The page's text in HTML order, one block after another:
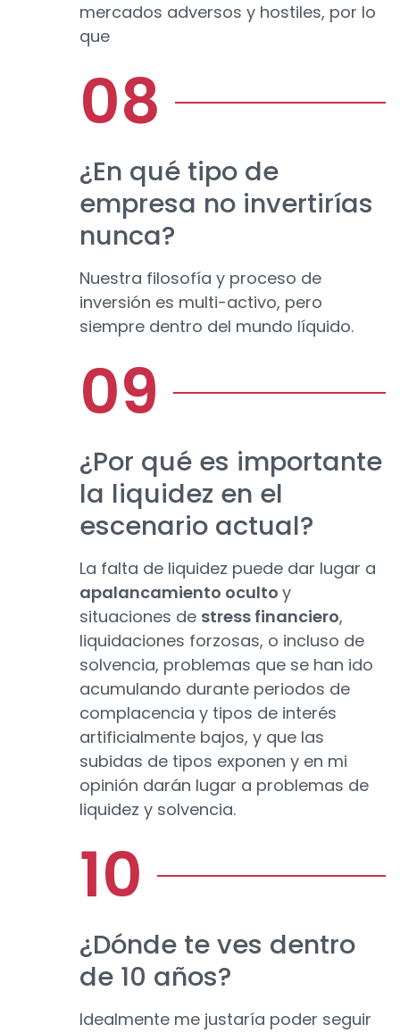
mercados adversos y hostiles, por lo
que
¿En qué tipo de
empresa no invertirías
nunca?
Nuestra filosofía y proceso de
inversión es multi-activo, pero
siempre dentro del mundo líquido.
¿Por qué es importante
la liquidez en el
escenario actual?
La falta de liquidez puede dar lugar a
apalancamiento oculto y
situaciones de stress financiero,
liquidaciones forzosas, o incluso de
solvencia, problemas que se han ido
acumulando durante periodos de
complacencia y tipos de interés
artificialmente bajos, y que las
subidas de tipos exponen y en mi
opinión darán lugar a problemas de
liquidez y solvencia.
¿Dónde te ves dentro
de 10 años?
Idealmente me justaría poder seguir